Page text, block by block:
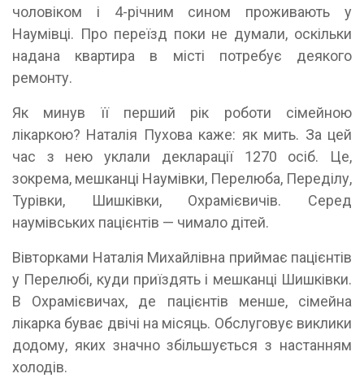
чоловіком і 4-річним сином проживають у
Наумівці. Про переїзд поки не думали, оскільки
надана квартира в місті потребує деякого
ремонту.
Як минув її перший рік роботи сімейною
лікаркою? Наталія Пухова каже: як мить. За цей
час з нею уклали декларації 1270 осіб. Це,
зокрема, мешканці Наумівки, Перелюба, Переділу,
Турівки, Шишківки, Охрамієвичів. Серед
наумівських пацієнтів — чимало дітей.
Вівторками Наталія Михайлівна приймає пацієнтів
у Перелюбі, куди приїздять і мешканці Шишківки.
В Охрамієвичах, де пацієнтів менше, сімейна
лікарка буває двічі на місяць. Обслуговує виклики
додому, яких значно збільшується з настанням
холодів.